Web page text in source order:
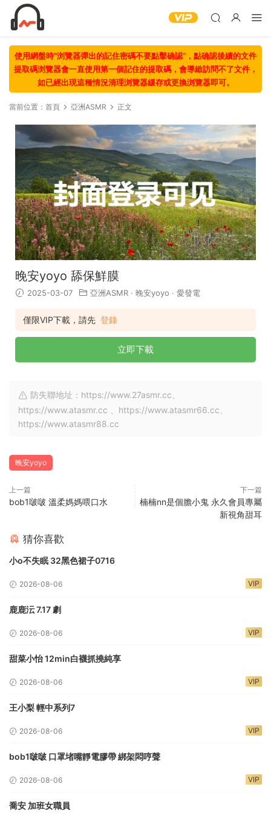
使用網盤時“浏覽器彈出的記住密碼不要點擊确認“，點确認後續的文件
提取碼浏覽器會一直使用第一個記住的提取碼，會導緻訪問不了文件，
如已經出現這種情況清理浏覽器緩存或更換浏覽器即可。
當前位置： 首頁 亞洲ASMR 正文
晚安yoyo 舔保鮮膜
2025-03-07 亞洲ASMR · 晚安yoyo · 愛發電
僅限VIP下載，請先 登錄
立即下載
防失聯地址：https://www.27asmr.cc、
https://www.atasmr.cc 、https://www.atasmr66.cc、
https://www.atasmr88.cc
晚安yoyo
上一篇
bob1啵啵 溫柔媽媽喂口水
下一篇
楠楠nn是個膽小鬼 永久會員專屬
新視角甜耳
猜你喜歡
小o不失眠 32黑色裙子0716
2026-08-06 VIP
鹿鹿沄 7.17 劇
2026-08-06 VIP
甜菜小怡 12min白襪抓撓純享
2026-08-06 VIP
王小梨 輕中系列7
2026-08-06 VIP
bob1啵啵 口罩堵嘴靜電膠帶 綁架悶哼聲
2026-08-06 VIP
喬安 加班女職員